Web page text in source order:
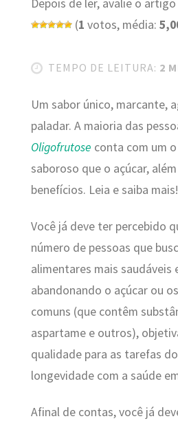
Depois de ler, avalie o
(1 votos, média:
TEMPO DE LEITURA: 2
Um sabor único, marcante,
paladar. A maioria das
Oligofrutose conta com um
saboroso que o açúcar,
benefícios. Leia e saiba mais!
Você já deve ter percebido
número de pessoas que
alimentares mais saudáveis
abandonando o açúcar ou
comuns (que contêm
aspartame e outros),
qualidade para as tarefas
longevidade com a saúde
Afinal de contas, você já